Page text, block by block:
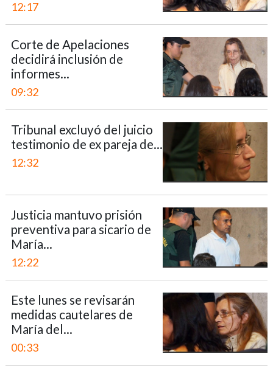
12:17
Corte de Apelaciones
decidirá inclusión de
informes...
09:32
Tribunal excluyó del juicio
testimonio de ex pareja de...
12:32
Justicia mantuvo prisión
preventiva para sicario de
María...
12:22
Este lunes se revisarán
medidas cautelares de
María del...
00:33